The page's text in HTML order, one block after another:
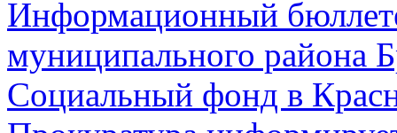
Информационный
муниципального района
Социальный фонд в